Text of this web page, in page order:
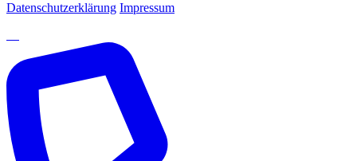
Datenschutzerklärung Impressum